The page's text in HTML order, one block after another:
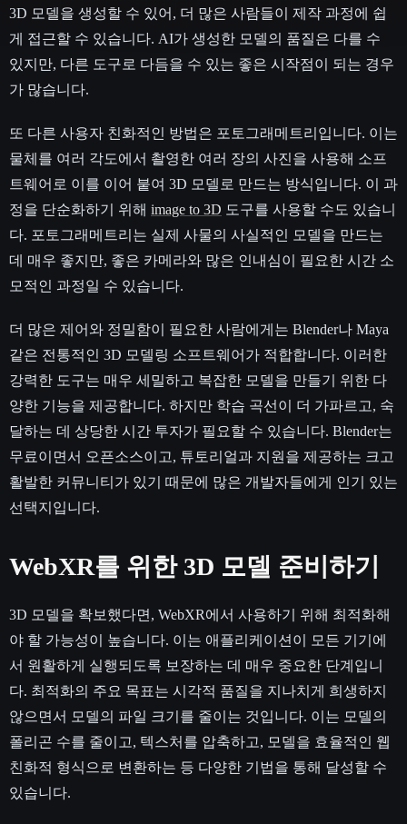
3D 모델을 생성할 수 있어, 더 많은 사람들이 제작 과정에 쉽
게 접근할 수 있습니다. AI가 생성한 모델의 품질은 다를 수
있지만, 다른 도구로 다듬을 수 있는 좋은 시작점이 되는 경우
가 많습니다.
또 다른 사용자 친화적인 방법은 포토그래메트리입니다. 이는
물체를 여러 각도에서 촬영한 여러 장의 사진을 사용해 소프
트웨어로 이를 이어 붙여 3D 모델로 만드는 방식입니다. 이 과
정을 단순화하기 위해 image to 3D 도구를 사용할 수도 있습니
다. 포토그래메트리는 실제 사물의 사실적인 모델을 만드는
데 매우 좋지만, 좋은 카메라와 많은 인내심이 필요한 시간 소
모적인 과정일 수 있습니다.
더 많은 제어와 정밀함이 필요한 사람에게는 Blender나 Maya
같은 전통적인 3D 모델링 소프트웨어가 적합합니다. 이러한
강력한 도구는 매우 세밀하고 복잡한 모델을 만들기 위한 다
양한 기능을 제공합니다. 하지만 학습 곡선이 더 가파르고, 숙
달하는 데 상당한 시간 투자가 필요할 수 있습니다. Blender는
무료이면서 오픈소스이고, 튜토리얼과 지원을 제공하는 크고
활발한 커뮤니티가 있기 때문에 많은 개발자들에게 인기 있는
선택지입니다.
WebXR를 위한 3D 모델 준비하기
3D 모델을 확보했다면, WebXR에서 사용하기 위해 최적화해
야 할 가능성이 높습니다. 이는 애플리케이션이 모든 기기에
서 원활하게 실행되도록 보장하는 데 매우 중요한 단계입니
다. 최적화의 주요 목표는 시각적 품질을 지나치게 희생하지
않으면서 모델의 파일 크기를 줄이는 것입니다. 이는 모델의
폴리곤 수를 줄이고, 텍스처를 압축하고, 모델을 효율적인 웹
친화적 형식으로 변환하는 등 다양한 기법을 통해 달성할 수
있습니다.